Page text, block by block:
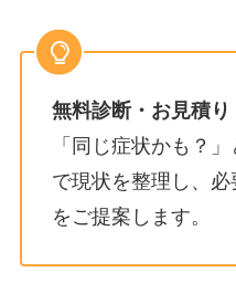
無料診断・お見積り
「同じ症状かも？
で現状を整理し、
をご提案します。